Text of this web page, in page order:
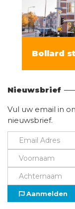
Bollard
Nieuwsbrief
Vul uw email in
nieuwsbrief.
Aanmelden